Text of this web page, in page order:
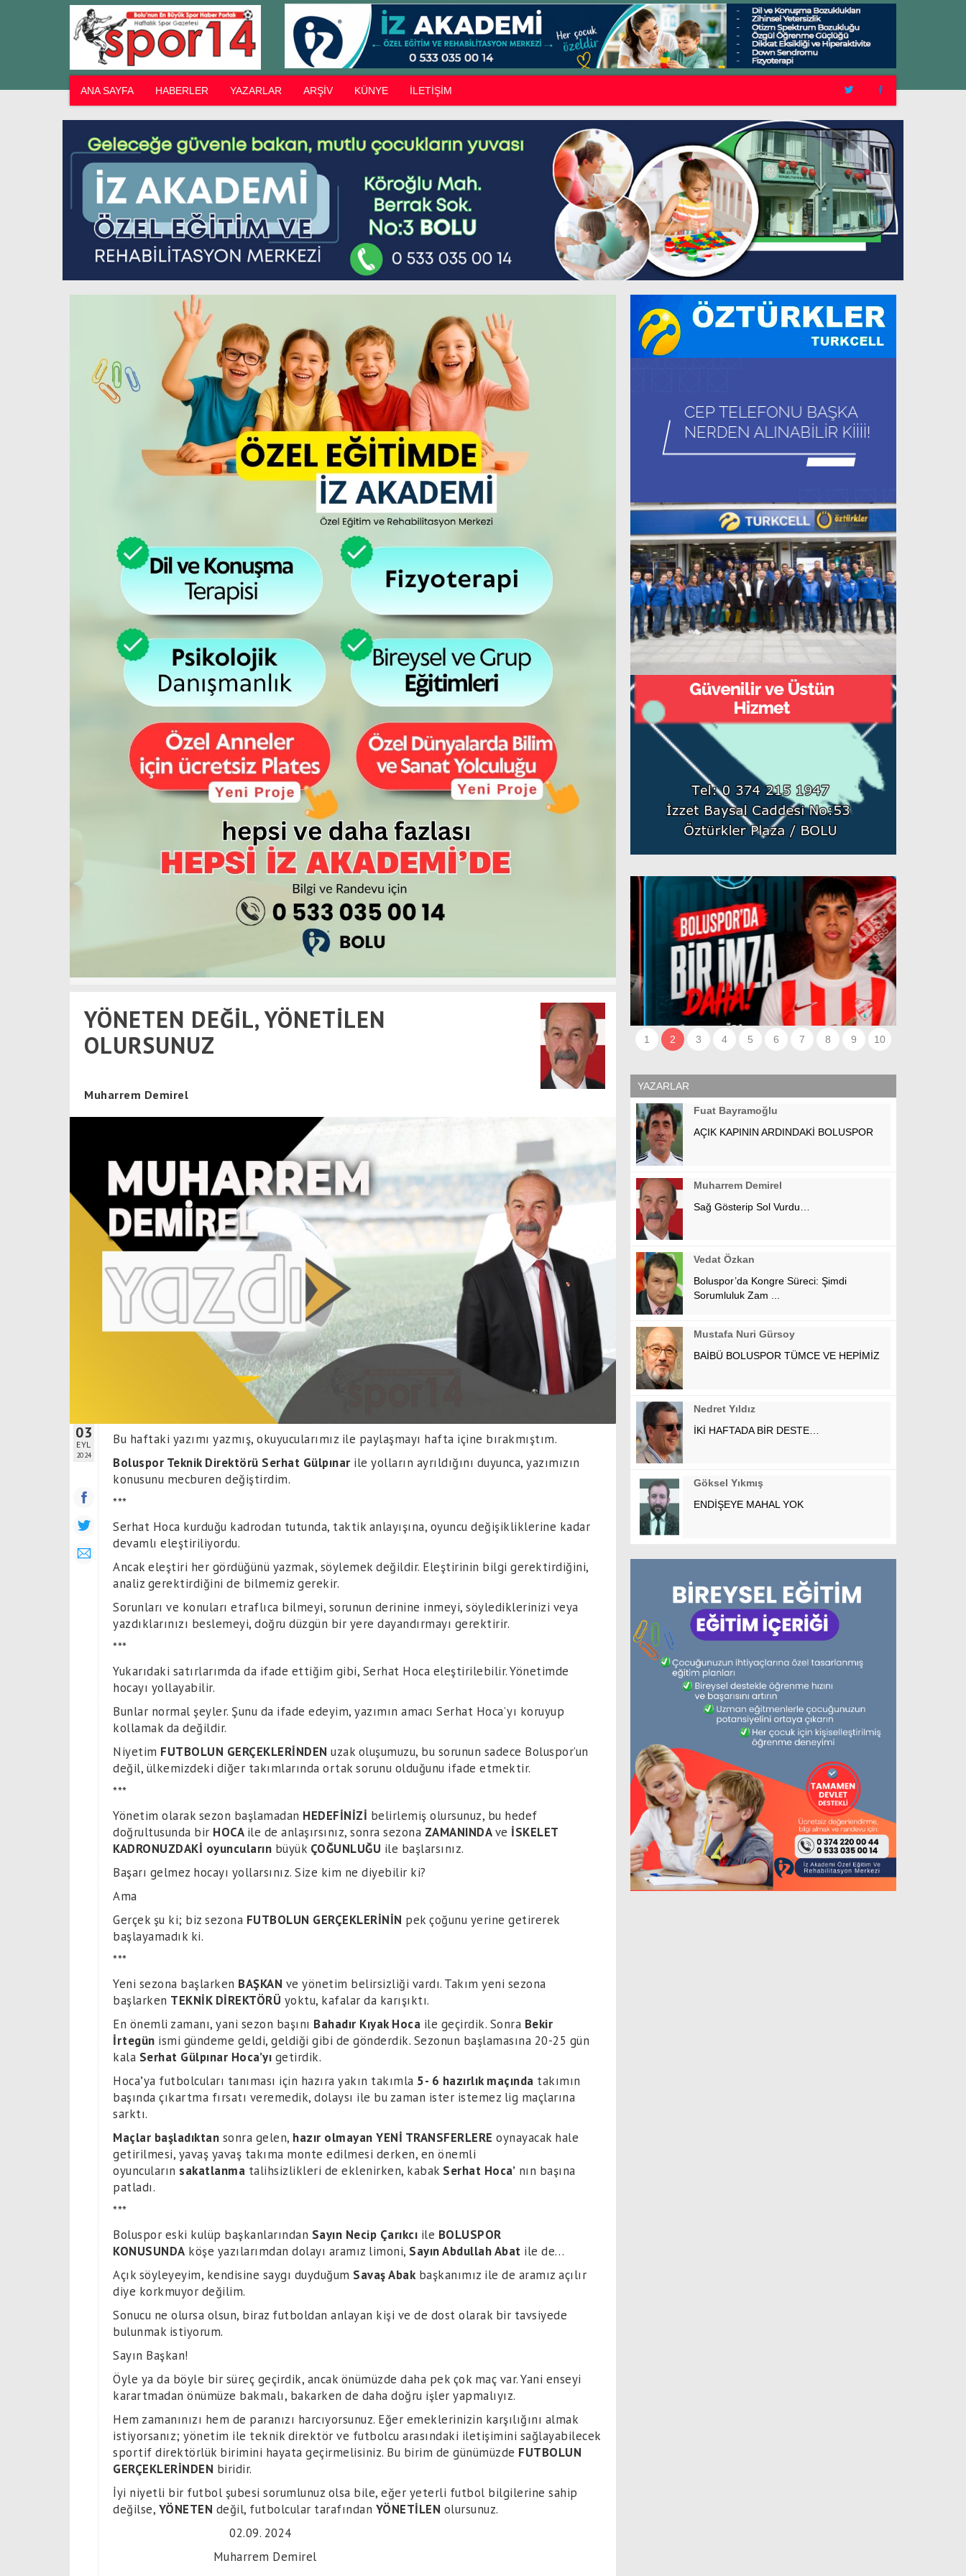
ANA SAYFA HABERLER YAZARLAR ARŞİV KÜNYE İLETİŞİM
YÖNETEN DEĞİL, YÖNETİLEN
OLURSUNUZ
Muharrem Demirel
03
EYL
2024
Bu haftaki yazımı yazmış, okuyucularımız ile paylaşmayı hafta içine bırakmıştım.
Boluspor Teknik Direktörü Serhat Gülpınar ile yolların ayrıldığını duyunca, yazımızın
konusunu mecburen değiştirdim.
***
Serhat Hoca kurduğu kadrodan tutunda, taktik anlayışına, oyuncu değişikliklerine kadar
devamlı eleştiriliyordu.
Ancak eleştiri her gördüğünü yazmak, söylemek değildir. Eleştirinin bilgi gerektirdiğini,
analiz gerektirdiğini de bilmemiz gerekir.
Sorunları ve konuları etraflıca bilmeyi, sorunun derinine inmeyi, söylediklerinizi veya
yazdıklarınızı beslemeyi, doğru düzgün bir yere dayandırmayı gerektirir.
***
Yukarıdaki satırlarımda da ifade ettiğim gibi, Serhat Hoca eleştirilebilir. Yönetimde
hocayı yollayabilir.
Bunlar normal şeyler. Şunu da ifade edeyim, yazımın amacı Serhat Hoca’yı koruyup
kollamak da değildir.
Niyetim FUTBOLUN GERÇEKLERİNDEN uzak oluşumuzu, bu sorunun sadece Boluspor’un
değil, ülkemizdeki diğer takımlarında ortak sorunu olduğunu ifade etmektir.
***
Yönetim olarak sezon başlamadan HEDEFİNİZİ belirlemiş olursunuz, bu hedef
doğrultusunda bir HOCA ile de anlaşırsınız, sonra sezona ZAMANINDAve İSKELET
KADRONUZDAKİ oyuncuların büyük ÇOĞUNLUĞU ile başlarsınız.
Başarı gelmez hocayı yollarsınız. Size kim ne diyebilir ki?
Ama
Gerçek şu ki; biz sezona FUTBOLUN GERÇEKLERİNİN pek çoğunu yerine getirerek
başlayamadık ki.
***
Yeni sezona başlarken BAŞKAN ve yönetim belirsizliği vardı. Takım yeni sezona
başlarken TEKNİK DİREKTÖRÜ yoktu, kafalar da karışıktı.
En önemli zamanı, yani sezon başını Bahadır Kıyak Hoca ile geçirdik. Sonra Bekir
İrtegün ismi gündeme geldi, geldiği gibi de gönderdik. Sezonun başlamasına 20-25 gün
kala Serhat Gülpınar Hoca’yı getirdik.
Hoca’ya futbolcuları tanıması için hazıra yakın takımla 5- 6 hazırlık maçında takımın
başında çıkartma fırsatı veremedik, dolaysı ile bu zaman ister istemez lig maçlarına
sarktı.
Maçlar başladıktan sonra gelen, hazır olmayan YENİ TRANSFERLERE oynayacak hale
getirilmesi, yavaş yavaş takıma monte edilmesi derken, en önemli
oyuncuların sakatlanma talihsizlikleri de eklenirken, kabak Serhat Hoca’ nın başına
patladı.
***
Boluspor eski kulüp başkanlarından Sayın Necip Çarıkcı ile BOLUSPOR
KONUSUNDA köşe yazılarımdan dolayı aramız limoni, Sayın Abdullah Abat ile de…
Açık söyleyeyim, kendisine saygı duyduğum Savaş Abakbaşkanımız ile de aramız açılır
diye korkmuyor değilim.
Sonucu ne olursa olsun, biraz futboldan anlayan kişi ve de dost olarak bir tavsiyede
bulunmak istiyorum.
Sayın Başkan!
Öyle ya da böyle bir süreç geçirdik, ancak önümüzde daha pek çok maç var. Yani enseyi
karartmadan önümüze bakmalı, bakarken de daha doğru işler yapmalıyız.
Hem zamanınızı hem de paranızı harcıyorsunuz. Eğer emeklerinizin karşılığını almak
istiyorsanız; yönetim ile teknik direktör ve futbolcu arasındaki iletişimini sağlayabilecek
sportif direktörlük birimini hayata geçirmelisiniz. Bu birim de günümüzde FUTBOLUN
GERÇEKLERİNDEN biridir.
İyi niyetli bir futbol şubesi sorumlunuz olsa bile, eğer yeterli futbol bilgilerine sahip
değilse, YÖNETEN değil, futbolcular tarafından YÖNETİLEN olursunuz.
02.09. 2024
Muharrem Demirel
ETTİ
1 2 3 4 5 6 7 8 9 10
YAZARLAR
Fuat Bayramoğlu
AÇIK KAPININ ARDINDAKİ BOLUSPOR
Muharrem Demirel
Sağ Gösterip Sol Vurdu…
Vedat Özkan
Boluspor’da Kongre Süreci: Şimdi
Sorumluluk Zam ...
Mustafa Nuri Gürsoy
BAİBÜ BOLUSPOR TÜMCE VE HEPİMİZ
Nedret Yıldız
İKİ HAFTADA BİR DESTE…
Göksel Yıkmış
ENDİŞEYE MAHAL YOK